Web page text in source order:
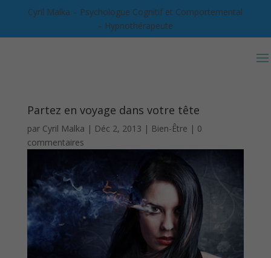
Cyril Malka – Psychologue Cognitif et Comportemental
– Hypnothérapeute
Partez en voyage dans votre tête
par Cyril Malka | Déc 2, 2013 | Bien-Être | 0
commentaires